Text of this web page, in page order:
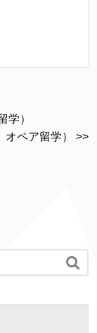
学）
オペア留学） >>
